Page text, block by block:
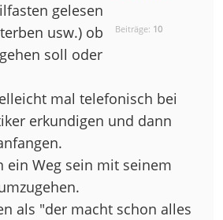
Beiträge: 10
gelesen
usw.) ob
soll oder
mal telefonisch bei
erkundigen und dann
ein Weg sein mit seinem
als "der macht schon alles